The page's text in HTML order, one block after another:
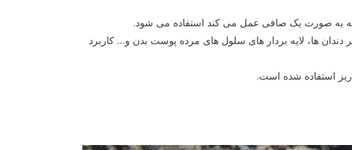
که به صورت یک صافی عمل می کند استفاده می‌ شود.
دندان ها، لایه بردار های سلول های مرده پوست بدن و… کاربرد
ریز استفاده شده است.